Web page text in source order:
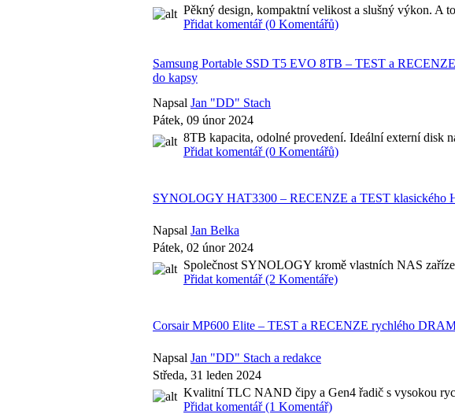
Pěkný design, kompaktní velikost a slušný výkon. A
Přidat komentář (0 Komentářů)
Samsung Portable SSD T5 EVO 8TB – TEST a
do kapsy
Napsal Jan "DD" Stach
Pátek, 09 únor 2024
8TB kapacita, odolné provedení. Ideální externí disk
Přidat komentář (0 Komentářů)
SYNOLOGY HAT3300 – RECENZE a TEST klasického
Napsal Jan Belka
Pátek, 02 únor 2024
Společnost SYNOLOGY kromě vlastních NAS
Přidat komentář (2 Komentáře)
Corsair MP600 Elite – TEST a RECENZE rychlého
Napsal Jan "DD" Stach a redakce
Středa, 31 leden 2024
Kvalitní TLC NAND čipy a Gen4 řadič s vysokou
Přidat komentář (1 Komentář)